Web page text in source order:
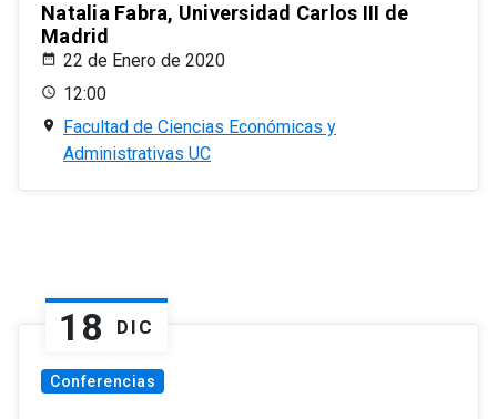
Natalia Fabra, Universidad Carlos III de
Madrid
22 de Enero de 2020
12:00
Facultad de Ciencias Económicas y
Administrativas UC
18 DIC
Conferencias